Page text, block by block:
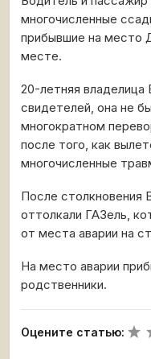
многочисленные
прибывшие на место
месте.
20-летняя владелица
свидетелей, она не
многократном
после того, как
многочисленные
После столкновения
оттолкали ГАЗель,
от места аварии на
На место аварии
родственники.
Оцените статью: